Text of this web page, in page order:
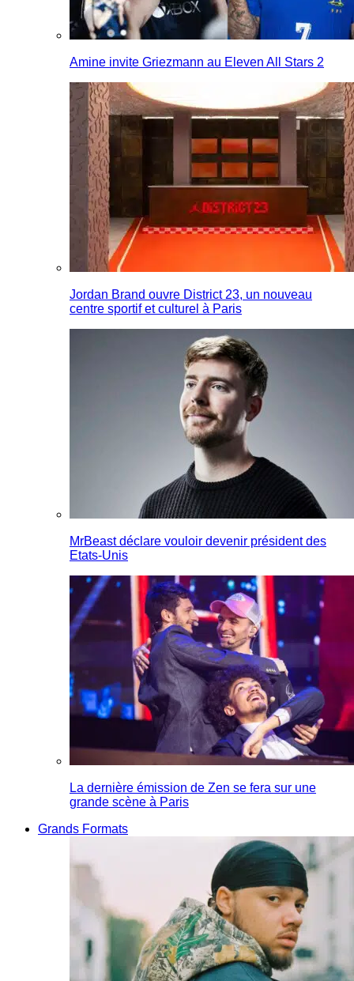
Amine invite Griezmann au Eleven All Stars 2
Jordan Brand ouvre District 23, un nouveau
centre sportif et culturel à Paris
MrBeast déclare vouloir devenir président des
Etats-Unis
La dernière émission de Zen se fera sur une
grande scène à Paris
Grands Formats